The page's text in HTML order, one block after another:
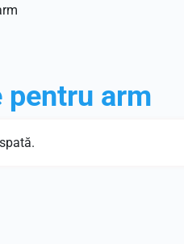
pentru arm